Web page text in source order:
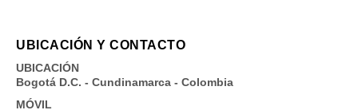
UBICACIÓN Y CONTACTO
UBICACIÓN
Bogotá D.C. - Cundinamarca - Colombia
MÓVIL